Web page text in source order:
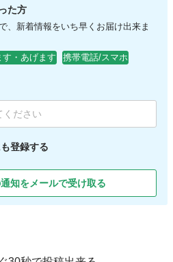
た方
、新着情報をいち早くお届け出来ま
す・あげます
携帯電話/スマホ
登録する
知をメールで受け取る